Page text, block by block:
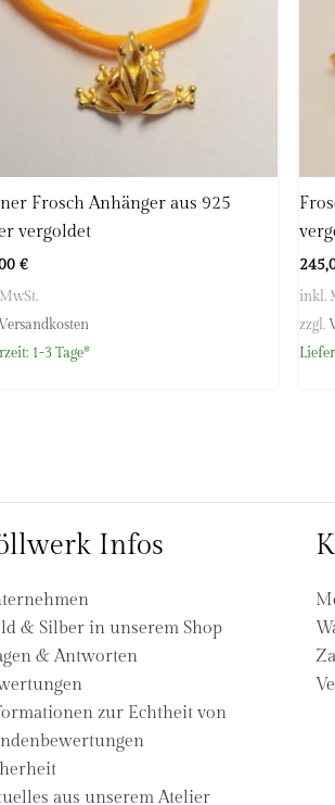
Frosch Anhänger aus 925
vergoldet
€
1-3 Tage*
inkl.
zzgl.
Infos
& Silber in unserem Shop
& Antworten
zur Echtheit von
aus unserem Atelier